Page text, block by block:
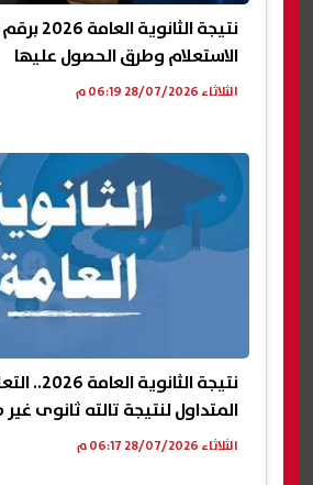
نتيجة
الاستعلام وطرق الحصول عليها
الثلاثاء 28/07/2026 06:19 م
نتيجة
المتداول لنتيجة تالته ثانوى
الثلاثاء 28/07/2026 06:17 م